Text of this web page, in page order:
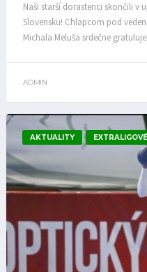
Naši starší dorastenci skončili v
Slovensku! Chlapcom pod
Michala Meluša srdečne
ADMIN
AKTUALITY